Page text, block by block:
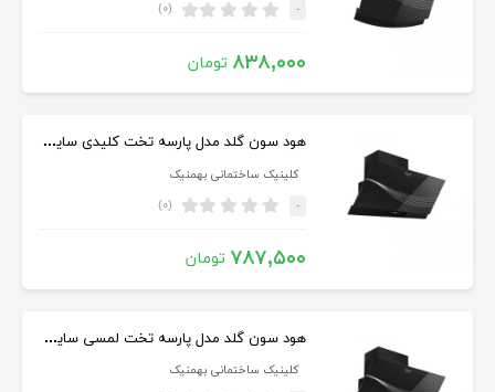
- (۰)
۸۳۸,۰۰۰ تومان
هود سون گلد مدل پارسه تخت کلیدی سایز ۶۰
کلینیک ساختمانی بهمنیک
- (۰)
۷۸۷,۵۰۰ تومان
هود سون گلد مدل پارسه تخت لمسی سایز ۶۰
کلینیک ساختمانی بهمنیک